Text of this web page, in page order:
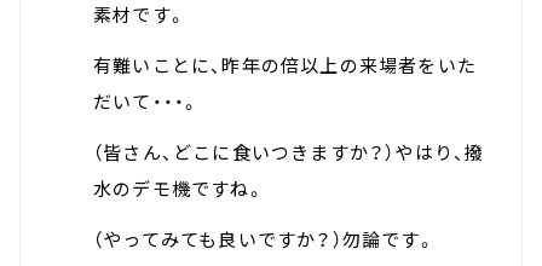
素材です。
有難いことに、昨年の倍以上の来場者をいた
だいて・・・。
（皆さん、どこに食いつきますか？）やはり、撥
水のデモ機ですね。
（やってみても良いですか？）勿論です。